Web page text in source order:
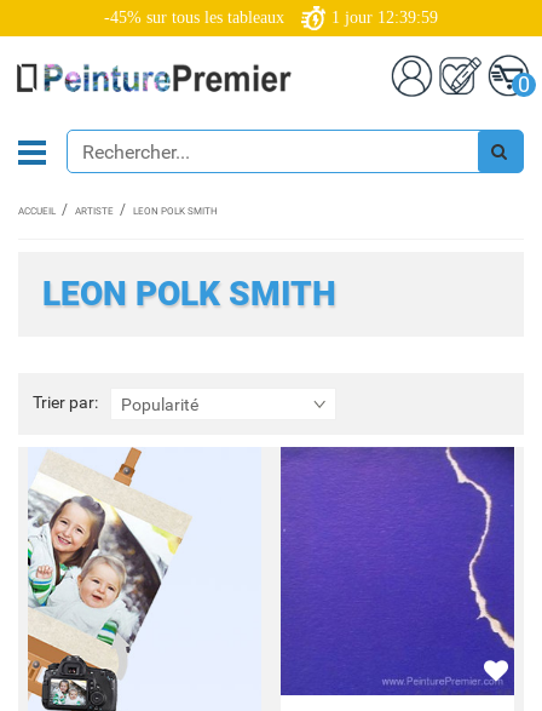
-45% sur tous les tableaux 1 jour 12:39:59
0
ACCUEIL ARTISTE LEON POLK SMITH
LEON POLK SMITH
Trier par: Popularité
Trier
par: